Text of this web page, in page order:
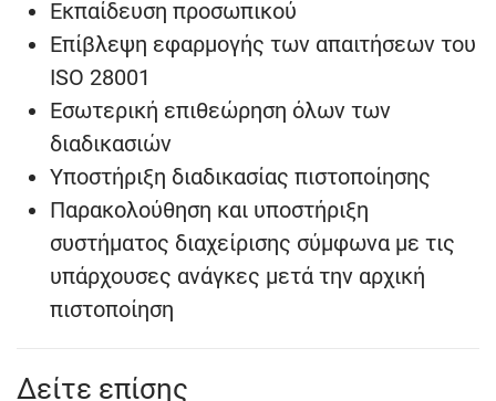
Εκπαίδευση προσωπικού
Επίβλεψη εφαρμογής των απαιτήσεων του
ISO 28001
Εσωτερική επιθεώρηση όλων των
διαδικασιών
Υποστήριξη διαδικασίας πιστοποίησης
Παρακολούθηση και υποστήριξη
συστήματος διαχείρισης σύμφωνα με τις
υπάρχουσες ανάγκες μετά την αρχική
πιστοποίηση
Δείτε επίσης